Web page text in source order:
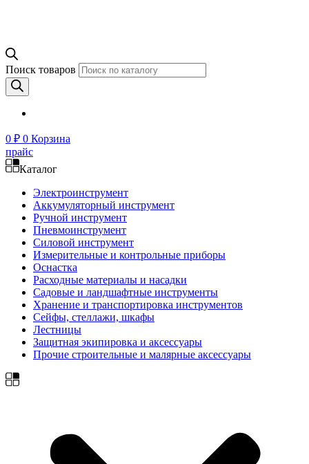
Поиск товаров
0 ₽ 0 Корзина
прайс
Каталог
Электроинструмент
Аккумуляторный инструмент
Ручной инструмент
Пневмоинструмент
Силовой инструмент
Измерительные и контрольные приборы
Оснастка
Расходные материалы и насадки
Садовые и ландшафтные инструменты
Хранение и транспортировка инструментов
Сейфы, стеллажи, шкафы
Лестницы
Защитная экипировка и аксессуары
Прочие строительные и малярные аксессуары